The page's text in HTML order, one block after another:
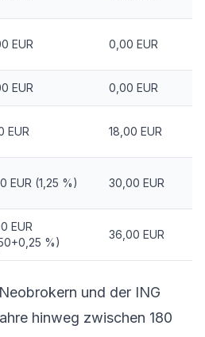
EUR 0,00 EUR
EUR 0,00 EUR
EUR 18,00 EUR
EUR (1,25 %) 30,00 EUR
EUR
%)
36,00 EUR
und der ING
hinweg zwischen 180